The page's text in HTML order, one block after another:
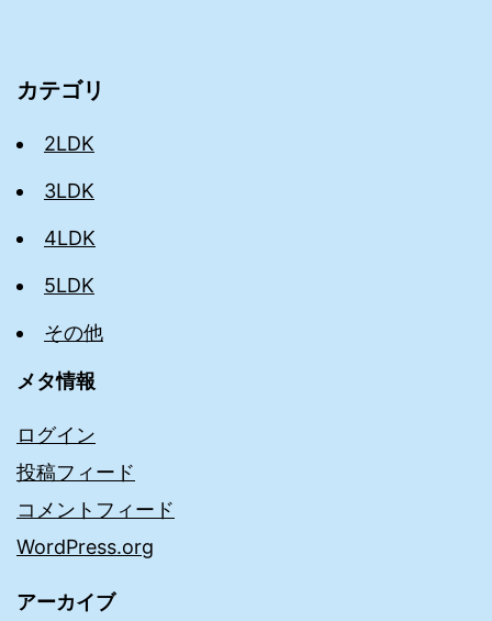
カテゴリ
2LDK
3LDK
4LDK
5LDK
その他
メタ情報
ログイン
投稿フィード
コメントフィード
WordPress.org
アーカイブ